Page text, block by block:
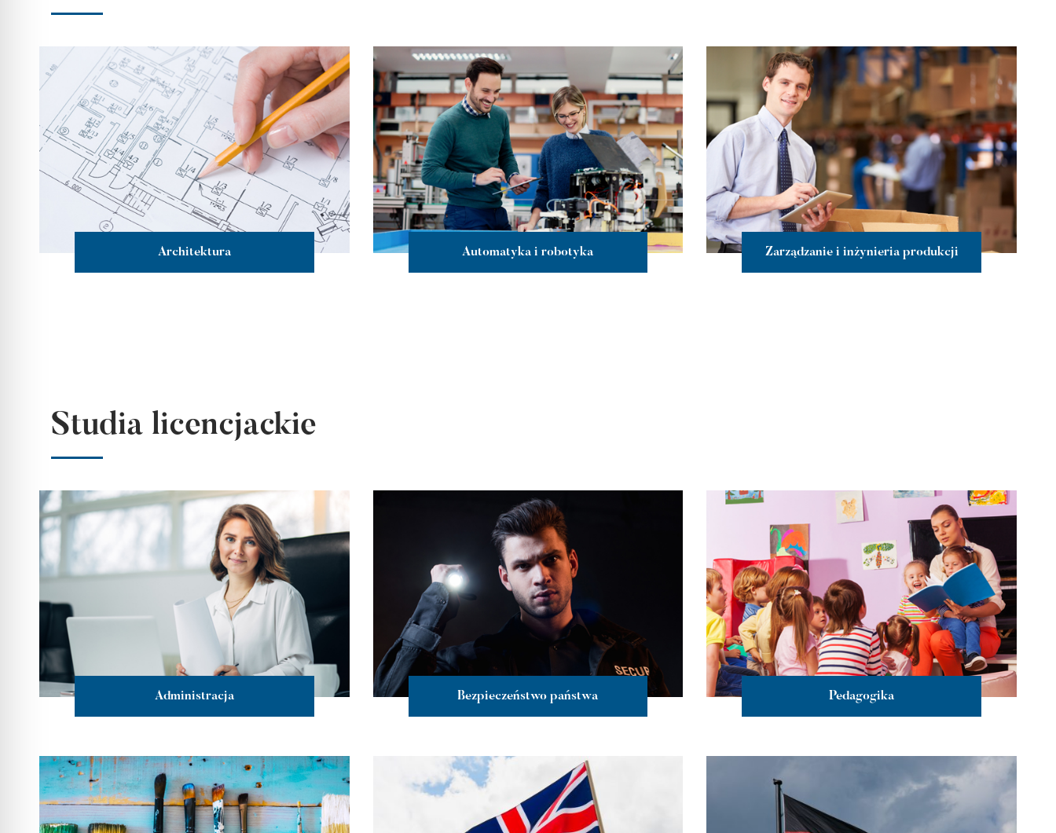
Architektura
więcej
Automatyka i robotyka
więcej
Zarządzanie i inżynieria produkcji
więcej
Studia licencjackie
Administracja
więcej
Bezpieczeństwo państwa
więcej
Pedagogika
więcej